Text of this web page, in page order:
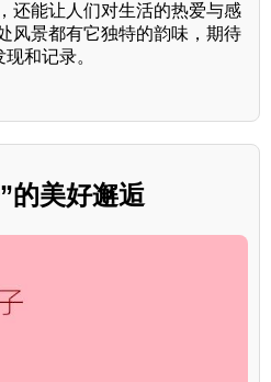
还能让人们对生活的热爱与感
风景都有它独特的韵味，期待
和记录。
的美好邂逅